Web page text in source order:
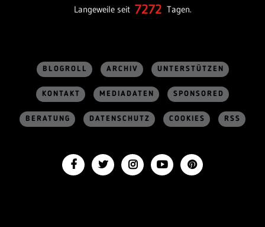
Langeweile seit 7272 Tagen.
BLOGROLL ARCHIV UNTERSTÜTZEN
KONTAKT MEDIADATEN SPONSORED
BERATUNG DATENSCHUTZ COOKIES RSS